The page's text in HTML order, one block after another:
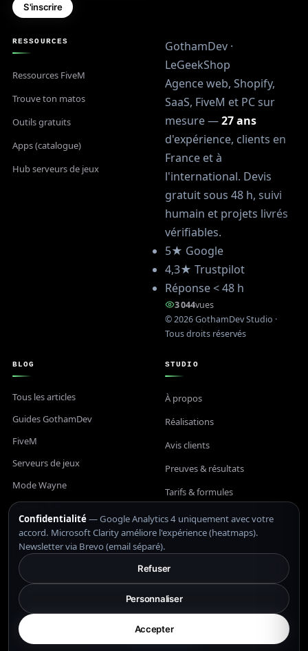
S'inscrire
RESSOURCES
Ressources FiveM
Trouve ton matos
Outils gratuits
Apps (catalogue)
Hub serveurs de jeux
BLOG
Tous les articles
Guides GothamDev
FiveM
Serveurs de jeux
Mode Wayne
Gaming & PC
GTA 6
Déco & maison
Lifestyle & shop
Flux RSS
STUDIO
À propos
Réalisations
Avis clients
Preuves & résultats
Tarifs & formules
Notre processus
Pourquoi GothamDev
Contact
LÉGAL
GothamDev ·
LeGeekShop
Agence web, Shopify,
SaaS, FiveM et PC sur
mesure —27 ans
d'expérience, clients en
France et à
l'international. Devis
gratuit sous 48 h, suivi
humain et projets livrés
vérifiables.
5★ Google
4,3★ Trustpilot
Réponse < 48 h
3 044vues
©2026GothamDev Studio ·
Tous droits réservés
Confidentialité— Google Analytics 4 uniquement avec votre
accord. Microsoft Clarity améliore l'expérience (heatmaps).
Newsletter via Brevo (email séparé).
Refuser
Personnaliser
Accepter
Laisser un avis